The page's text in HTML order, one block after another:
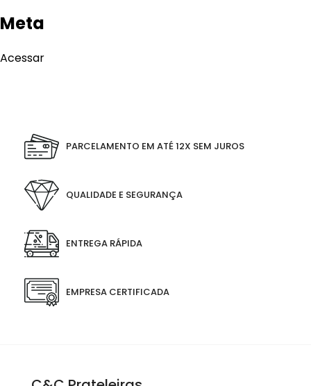
Meta
Acessar
PARCELAMENTO EM ATÉ 12X SEM JUROS
QUALIDADE E SEGURANÇA
ENTREGA RÁPIDA
EMPRESA CERTIFICADA